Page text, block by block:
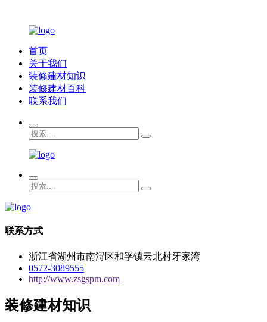
首页
关于我们
装修建材知识
装修建材百科
联系我们
联系方式
浙江省湖州市南浔区和孚镇云北村牙家湾
0572-3089555
http://www.zsgspm.com
装修建材知识